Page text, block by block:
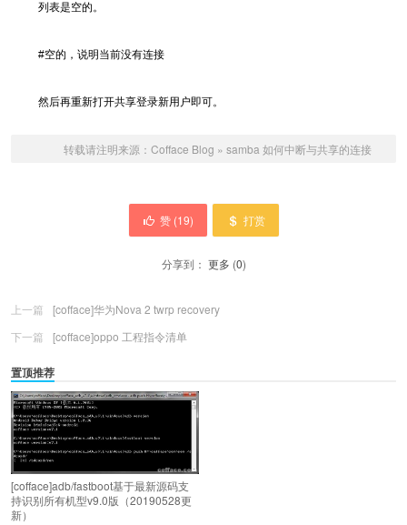
列表是空的。
#空的，说明当前没有连接
然后再重新打开共享登录新用户即可。
转载请注明来源： Cofface Blog » samba 如何中断与共享的连接
赞 (19) 打赏
分享到： 更多 (0)
上一篇
[cofface]华为Nova 2 twrp recovery
下一篇
[cofface]oppo 工程指令清单
置顶推荐
[cofface]adb/fastboot基于最新源码支
持识别所有机型v9.0版（20190528更
新）